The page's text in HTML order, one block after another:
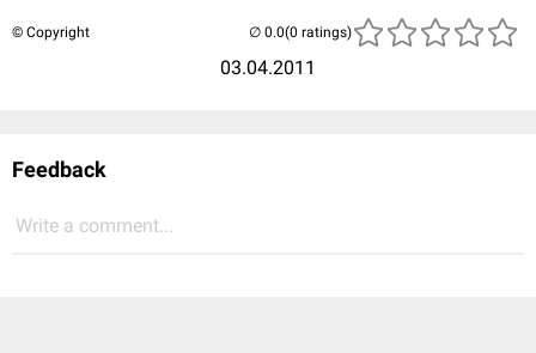
© Copyright
03.04.2011
(0 ratings)
Feedback
Write a comment...